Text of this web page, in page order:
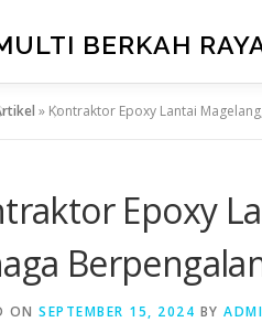
BERKAH
» Kontraktor Epoxy Lantai
Epoxy
ON SEPTEMBER 15, 2024 BY